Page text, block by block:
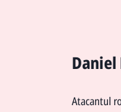
Atacantul